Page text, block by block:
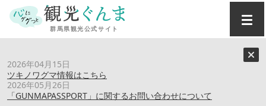
2026年04月15日
ツキノワグマ情報はこちら
2026年05月26日
「GUNMAPASSPORT」に関するお問い合わせについて
上州地粉 ねじれうどん